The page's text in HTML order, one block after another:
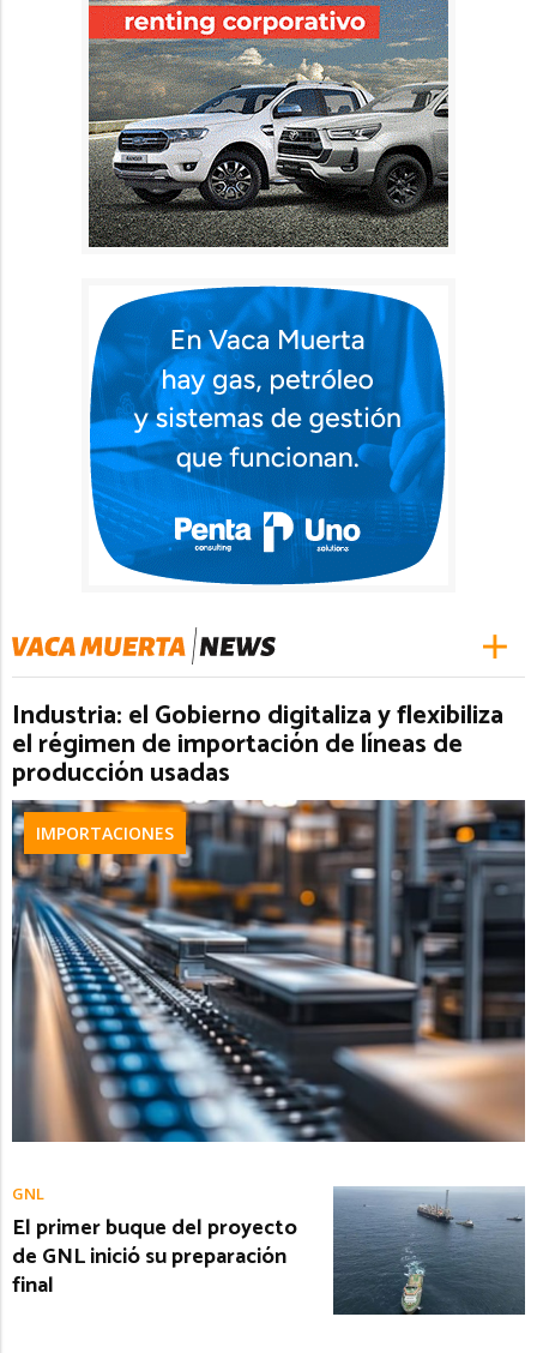
Industria: el Gobierno digitaliza y flexibiliza
el régimen de importación de líneas de
producción usadas
IMPORTACIONES
GNL
El primer buque del proyecto
de GNL inició su preparación
final